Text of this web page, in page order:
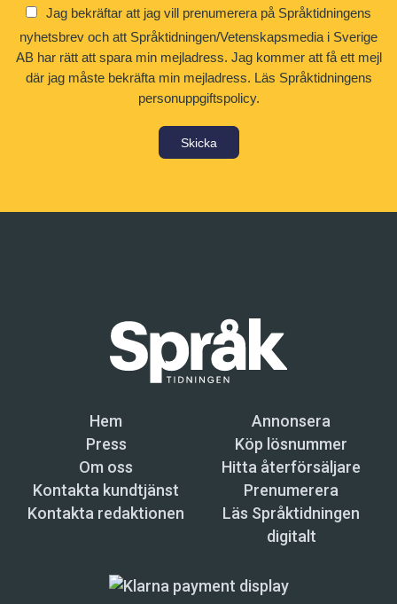
Jag bekräftar att jag vill prenumerera på Språktidningens
nyhetsbrev och att Språktidningen/Vetenskapsmedia i Sverige
AB har rätt att spara min mejladress. Jag kommer att få ett mejl
där jag måste bekräfta min mejladress. Läs Språktidningens
personuppgiftspolicy.
Skicka
Hem
Annonsera
Press
Köp lösnummer
Om oss
Hitta återförsäljare
Kontakta kundtjänst
Prenumerera
Kontakta redaktionen
Läs Språktidningen
digitalt